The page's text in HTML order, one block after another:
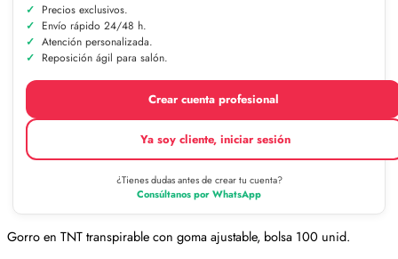
Precios exclusivos.
Envío rápido 24/48 h.
Atención personalizada.
Reposición ágil para salón.
Crear cuenta profesional
Ya soy cliente, iniciar sesión
¿Tienes dudas antes de crear tu cuenta?
Consúltanos por WhatsApp
Gorro en TNT transpirable con goma ajustable, bolsa 100 unid.